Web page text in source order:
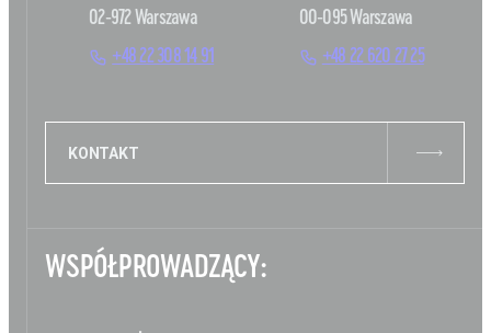
02-972 Warszawa
+48 22 308 14 91
00-095 Warszawa
+48 22 620 27 25
KONTAKT
WSPÓŁPROWADZĄCY: